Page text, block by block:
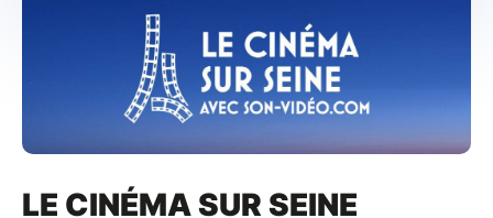
LE CINÉMA SUR SEINE